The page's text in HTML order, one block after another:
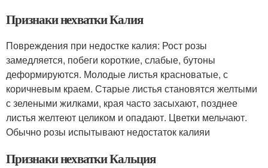
Признаки нехватки Калия
Повреждения при недостке калия: Рост розы
замедляется, побеги короткие, слабые, бутоны
деформируются. Молодые листья красноватые, с
коричневым краем. Старые листья становятся желтыми
с зелеными жилками, края часто засыхают, позднее
листья желтеют целиком и опадают. Цветки мельчают.
Обычно розы испытывают недостаток калияи
Признаки нехватки Кальция